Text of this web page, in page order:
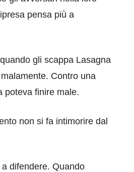
pensa più a
quando gli scappa Lasagna
Contro una
poteva finire male.
non si fa intimorire dal
difendere. Quando